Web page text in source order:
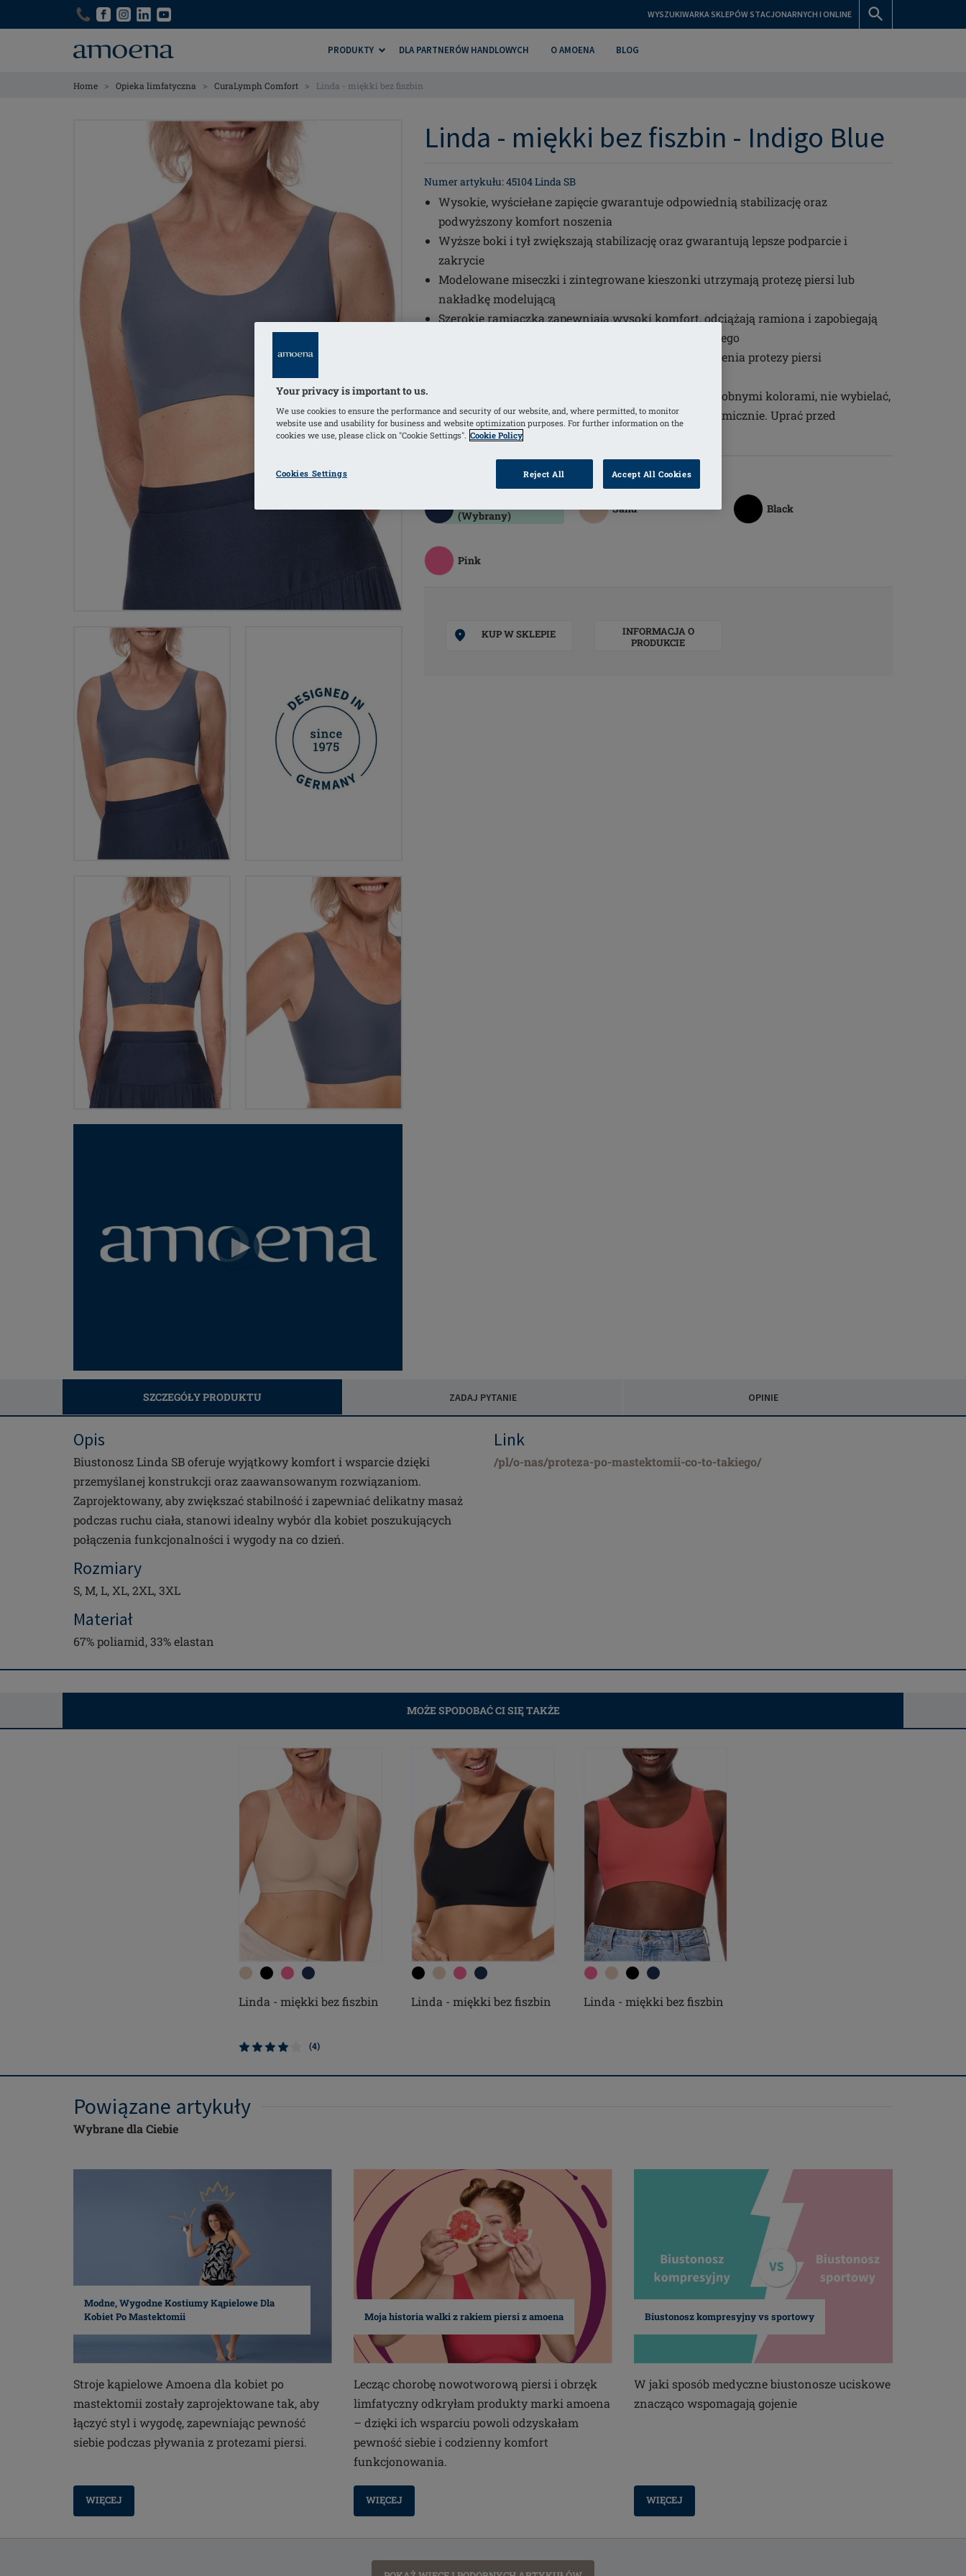
WYSZUKIWARKA SKLEPÓW STACJONARNYCH I ONLINE
PRODUKTY DLA PARTNERÓW HANDLOWYCH O AMOENA BLOG
Home > Opieka limfatyczna > CuraLymph Comfort > Linda - miękki bez fiszbin
Linda - miękki bez fiszbin - Indigo Blue
Numer artykułu: 45104 Linda SB
Wysokie, wyściełane zapięcie gwarantuje odpowiednią stabilizację oraz
podwyższony komfort noszenia
Wyższe boki i tył zwiększają stabilizację oraz gwarantują lepsze podparcie i
zakrycie
Modelowane miseczki i zintegrowane kieszonki utrzymają protezę piersi lub
nakładkę modelującą
Szerokie ramiączka zapewniają wysoki komfort, odciążają ramiona i zapobiegają
wcinaniu się, aby nie utrudniać drenażu limfatycznego
Przeznaczenie: Biustonosz po operacji piersi do noszenia protezy piersi
Prać ręcznie, zapięty na haftki, w 30 stopniach z podobnymi kolorami, nie wybielać,
nie suszyć w suszarce, nie prasować, nie czyścić chemicznie. Uprać przed
pierwszym użyciem
(Wybrany)
Sand Black
Pink
KUP W SKLEPIE
INFORMACJA O
PRODUKCIE
SZCZEGÓŁY PRODUKTU ZADAJ PYTANIE OPINIE
Opis
Biustonosz Linda SB oferuje wyjątkowy komfort i wsparcie dzięki
przemyślanej konstrukcji oraz zaawansowanym rozwiązaniom.
Zaprojektowany, aby zwiększać stabilność i zapewniać delikatny masaż
podczas ruchu ciała, stanowi idealny wybór dla kobiet poszukujących
połączenia funkcjonalności i wygody na co dzień.
Rozmiary
S, M, L, XL, 2XL, 3XL
Materiał
67% poliamid, 33% elastan
Link
/pl/o-nas/proteza-po-mastektomii-co-to-takiego/
MOŻE SPODOBAĆ CI SIĘ TAKŻE
Linda - miękki bez fiszbin
(4)
Linda - miękki bez fiszbin Linda - miękki bez fiszbin
Powiązane artykuły
Wybrane dla Ciebie
Modne, Wygodne Kostiumy Kąpielowe Dla
Kobiet Po Mastektomii
Stroje kąpielowe Amoena dla kobiet po
mastektomii zostały zaprojektowane tak, aby
łączyć styl i wygodę, zapewniając pewność
siebie podczas pływania z protezami piersi.
WIĘCEJ
Moja historia walki z rakiem piersi z amoena
Lecząc chorobę nowotworową piersi i obrzęk
limfatyczny odkryłam produkty marki amoena
– dzięki ich wsparciu powoli odzyskałam
pewność siebie i codzienny komfort
funkcjonowania.
WIĘCEJ
Biustonosz kompresyjny vs sportowy
W jaki sposób medyczne biustonosze uciskowe
znacząco wspomagają gojenie
WIĘCEJ
Your privacy is important to us.
We use cookies to ensure the performance and security of our website, and, where permitted, to monitor
website use and usability for business and website optimization purposes. For further information on the
cookies we use, please click on "Cookie Settings". Cookie Policy
Cookies Settings Reject All Accept All Cookies